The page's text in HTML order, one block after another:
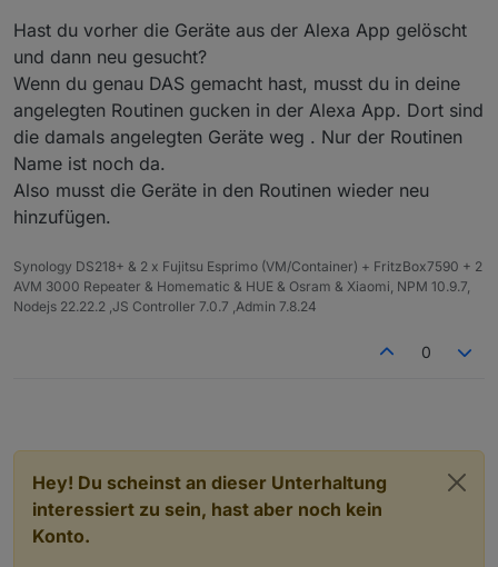
Jahreslizenz für Assistent gekauft (wird
angezeigt unter
Cloud.0 mit Pro Account PW versorgt,
gestartet, ist grün, Alexa.Geräte werden
angezeigt
In Alexa Skill "Custom IObroker"
verknüpft, Einmal-PW aus email
eingetragen, musste neues PW vergeben
Geräte-suche in Alexa erfolgreich., alles
schon mal vorab.
Hinweis: Habe aufhttps://iobroker.pro/account
keinen App-Key erzeugt, weil das nicht in der
Hast du vorher die Geräte aus der Alexa App gelöscht
und dann neu gesucht?
Wenn du genau DAS gemacht hast, musst du in deine
angelegten Routinen gucken in der Alexa App. Dort sind
die damals angelegten Geräte weg . Nur der Routinen
Name ist noch da.
Also musst die Geräte in den Routinen wieder neu
hinzufügen.
Synology DS218+ & 2 x Fujitsu Esprimo (VM/Container) + FritzBox7590 + 2
AVM 3000 Repeater & Homematic & HUE & Osram & Xiaomi, NPM 10.9.7,
Nodejs 22.22.2 ,JS Controller 7.0.7 ,Admin 7.8.24
0
Hey! Du scheinst an dieser Unterhaltung
interessiert zu sein, hast aber noch kein
Konto.